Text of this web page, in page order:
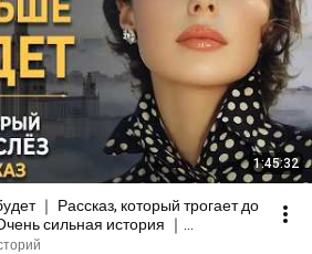
1:45:32
｜ Рассказ, который трогает до
сильная история ｜